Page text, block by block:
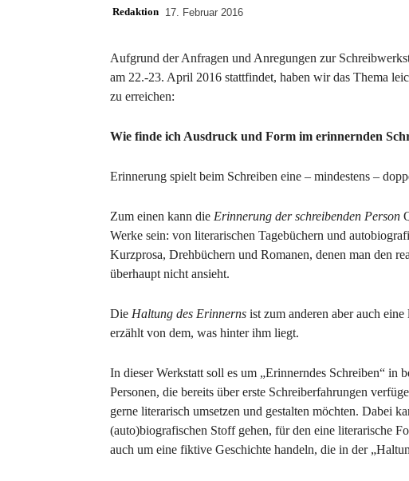
Redaktion 17. Februar 2016
Aufgrund der Anfragen und Anregungen zur
am 22.-23. April 2016 stattfindet, haben wir das Thema
zu erreichen:
Wie finde ich Ausdruck und Form im erinnernden
Erinnerung spielt beim Schreiben eine – mindestens –
Zum einen kann die Erinnerung der schreibenden Person
Werke sein: von literarischen Tagebüchern und
Kurzprosa, Drehbüchern und Romanen, denen man den
überhaupt nicht ansieht.
Die Haltung des Erinnerns ist zum anderen aber auch
erzählt von dem, was hinter ihm liegt.
In dieser Werkstatt soll es um „Erinnerndes Schreiben“ in
Personen, die bereits über erste Schreiberfahrungen
gerne literarisch umsetzen und gestalten möchten. Dabei
(auto)biografischen Stoff gehen, für den eine literarische
auch um eine fiktive Geschichte handeln, die in der